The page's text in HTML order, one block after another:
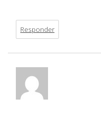
Responder